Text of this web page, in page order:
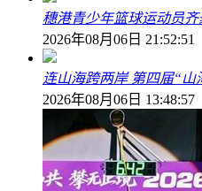
穗港青少年篮球运动员
2026年08月06日 21:52:51
连山海跨两岸 第四届“
2026年08月06日 13:48:57